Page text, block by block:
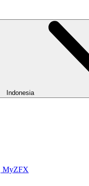
Indonesia
MyZFX